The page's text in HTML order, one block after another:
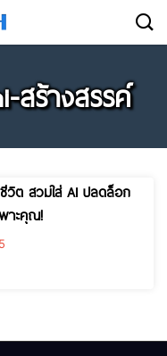
สร้างสรรค์
ชีวิต สวมใส่ AI ปลดล็อก
าะคุณ!